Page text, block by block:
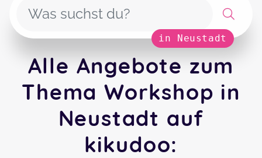
in Neustadt
Alle Angebote zum
Thema Workshop in
Neustadt auf
kikudoo: